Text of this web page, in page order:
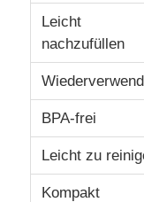
Silikon
Silikon-Fahrglas
Leicht
nachzufüllen
BPA-frei
Leicht zu
Kompakt